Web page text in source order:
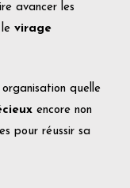
avancer les
virage
organisation quelle
encore non
pour réussir sa